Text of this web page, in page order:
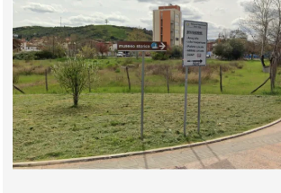
euro
al
“Win
For
Life”
con
una